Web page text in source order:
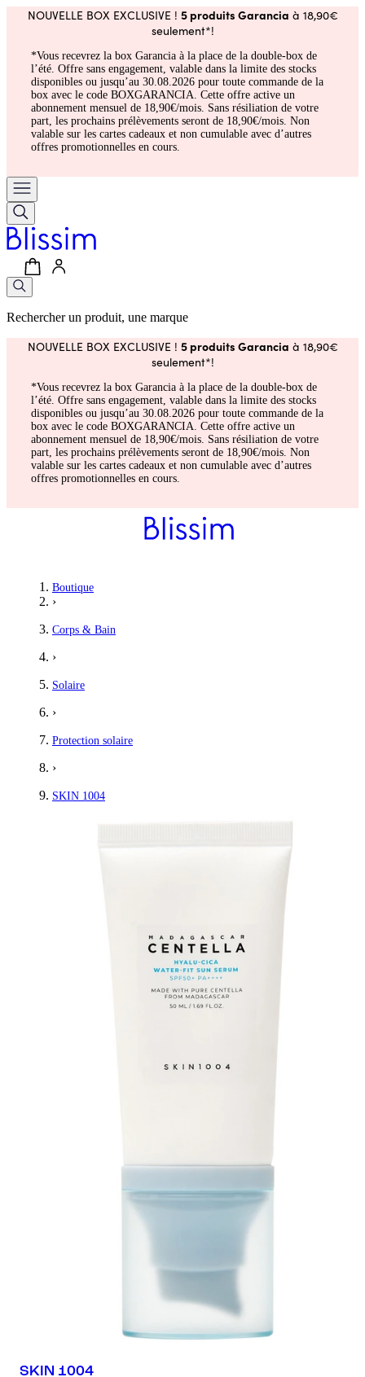
NOUVELLE BOX EXCLUSIVE ! 5 produits Garancia à 18,90€
seulement*!
*Vous recevrez la box Garancia à la place de la double-box de
l’été. Offre sans engagement, valable dans la limite des stocks
disponibles ou jusqu’au 30.08.2026 pour toute commande de la
box avec le code BOXGARANCIA. Cette offre active un
abonnement mensuel de 18,90€/mois. Sans résiliation de votre
part, les prochains prélèvements seront de 18,90€/mois. Non
valable sur les cartes cadeaux et non cumulable avec d’autres
offres promotionnelles en cours.
Rechercher un produit, une marque
NOUVELLE BOX EXCLUSIVE ! 5 produits Garancia à 18,90€
seulement*!
*Vous recevrez la box Garancia à la place de la double-box de
l’été. Offre sans engagement, valable dans la limite des stocks
disponibles ou jusqu’au 30.08.2026 pour toute commande de la
box avec le code BOXGARANCIA. Cette offre active un
abonnement mensuel de 18,90€/mois. Sans résiliation de votre
part, les prochains prélèvements seront de 18,90€/mois. Non
valable sur les cartes cadeaux et non cumulable avec d’autres
offres promotionnelles en cours.
Boutique
›
Corps & Bain
›
Solaire
›
Protection solaire
›
SKIN 1004
SKIN 1004